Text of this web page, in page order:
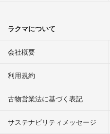
ラクマについて
会社概要
利用規約
古物営業法に基づく表記
サステナビリティメッセージ